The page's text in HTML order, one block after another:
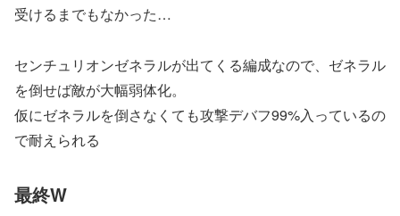
受けるまでもなかった…
センチュリオンゼネラルが出てくる編成なので、ゼネラル
を倒せば敵が大幅弱体化。
仮にゼネラルを倒さなくても攻撃デバフ99%入っているの
で耐えられる
最終W